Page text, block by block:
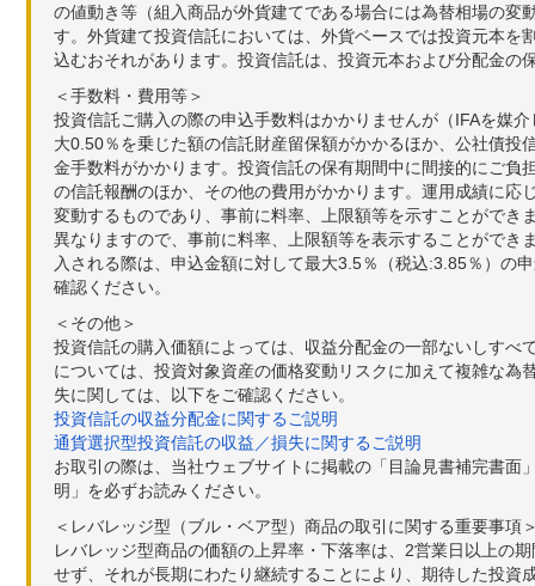
の値動き等（組入商品が外貨建てである場合には為替相場の
す。外貨建て投資信託においては、外貨ベースでは投資元本
込むおそれがあります。投資信託は、投資元本および分配金の
＜手数料・費用等＞
投資信託ご購入の際の申込手数料はかかりませんが（IFAを媒
大0.50％を乗じた額の信託財産留保額がかかるほか、公社債
金手数料がかかります。投資信託の保有期間中に間接的にご
の信託報酬のほか、その他の費用がかかります。運用成績に
変動するものであり、事前に料率、上限額等を示すことがで
異なりますので、事前に料率、上限額等を表示することがで
入される際は、申込金額に対して最大3.5％（税込:3.85％）の
確認ください。
＜その他＞
投資信託の購入価額によっては、収益分配金の一部ないしす
については、投資対象資産の価格変動リスクに加えて複雑な
失に関しては、以下をご確認ください。
投資信託の収益分配金に関するご説明
通貨選択型投資信託の収益／損失に関するご説明
お取引の際は、当社ウェブサイトに掲載の「目論見書補完書
明」を必ずお読みください。
＜レバレッジ型（ブル・ベア型）商品の取引に関する重要事項
レバレッジ型商品の価額の上昇率・下落率は、2営業日以上の
せず、それが長期にわたり継続することにより、期待した投